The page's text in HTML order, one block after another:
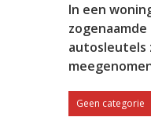
In een
autosleutels
Geen categorie